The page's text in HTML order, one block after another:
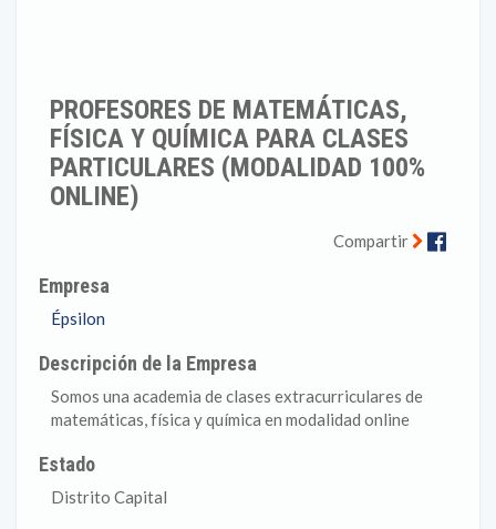
PROFESORES DE MATEMÁTICAS,
FÍSICA Y QUÍMICA PARA CLASES
PARTICULARES (MODALIDAD 100%
ONLINE)
Compartir
Empresa
Épsilon
Descripción de la Empresa
Somos una academia de clases extracurriculares de
matemáticas, física y química en modalidad online
Estado
Distrito Capital